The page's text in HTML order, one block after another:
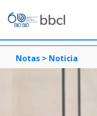
Notas > Noticia